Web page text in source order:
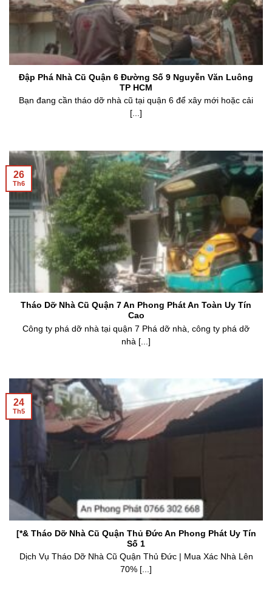
Đập Phá Nhà Cũ Quận 6 Đường Số 9 Nguyễn Văn Luông
TP HCM
Bạn đang cần tháo dỡ nhà cũ tại quận 6 để xây mới hoặc cải
[...]
Tháo Dỡ Nhà Cũ Quận 7 An Phong Phát An Toàn Uy Tín
Cao
Công ty phá dỡ nhà tại quận 7 Phá dỡ nhà, công ty phá dỡ
nhà [...]
26
Th6
[*& Tháo Dỡ Nhà Cũ Quận Thủ Đức An Phong Phát Uy Tín
Số 1
Dịch Vụ Tháo Dỡ Nhà Cũ Quận Thủ Đức | Mua Xác Nhà Lên
70% [...]
24
Th5